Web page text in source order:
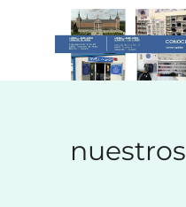
nuestros